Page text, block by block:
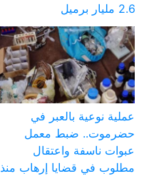
2.6 مليار برميل
عملية نوعية بالعبر في
حضرموت.. ضبط معمل
عبوات ناسفة واعتقال
مطلوب في قضايا إرهاب منذ